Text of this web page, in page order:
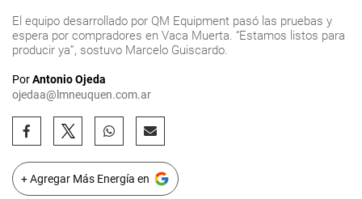
El equipo desarrollado por QM Equipment pasó las pruebas y
espera por compradores en Vaca Muerta. “Estamos listos para
producir ya”, sostuvo Marcelo Guiscardo.
PorAntonio Ojeda
ojedaa@lmneuquen.com.ar
+ Agregar Más Energía en